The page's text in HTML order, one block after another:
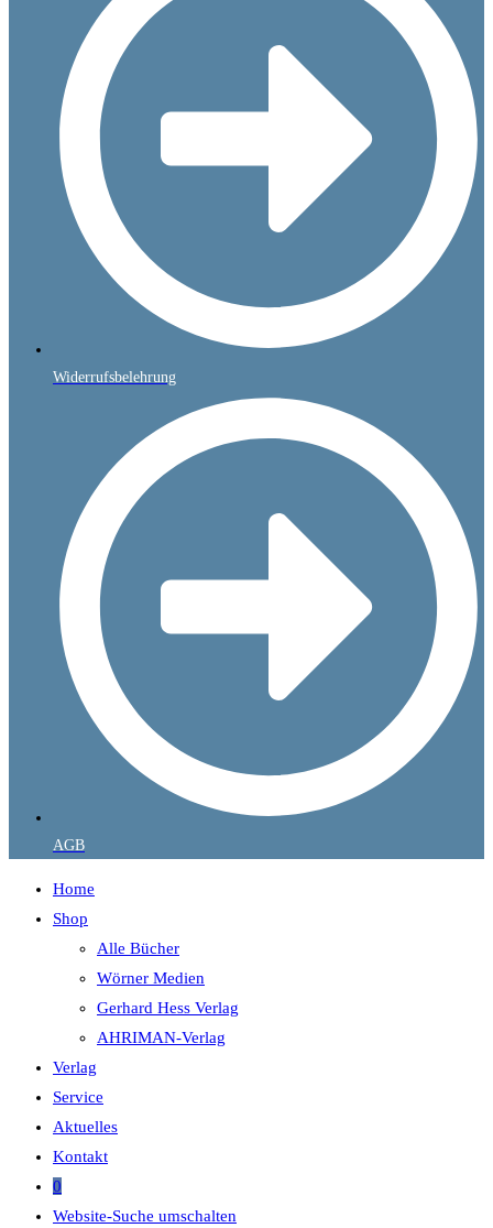
Widerrufsbelehrung
AGB
Home
Shop
Alle Bücher
Wörner Medien
Gerhard Hess Verlag
AHRIMAN-Verlag
Verlag
Service
Aktuelles
Kontakt
0
Website-Suche umschalten